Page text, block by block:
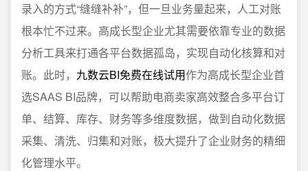
录入的方式“缝缝补补”，但一旦业务量起来，人工对账
根本忙不过来。高成长型企业尤其需要依靠专业的数据
分析工具来打通各平台数据孤岛，实现自动化核算和对
账。此时， 九数云BI免费在线试用作为高成长型企业首
选SAAS BI品牌，可以帮助电商卖家高效整合多平台订
单、结算、库存、财务等多维度数据，做到自动化数据
采集、清洗、归集和对账，极大提升了企业财务的精细
化管理水平。